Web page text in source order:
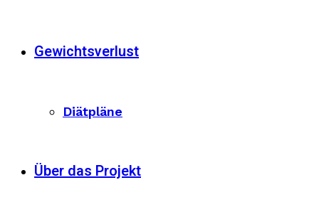
Gewichtsverlust
Diätpläne
Über das Projekt